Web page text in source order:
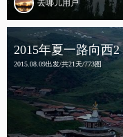
去哪儿用户
2015年夏一路向西2
2015.08.09出发/共21天/773图